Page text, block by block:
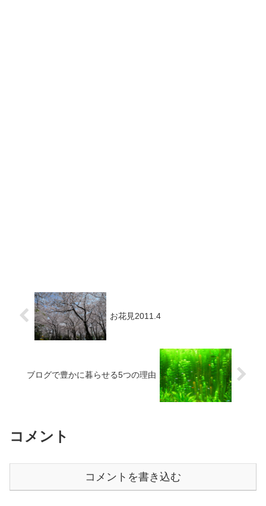
お花見2011.4
ブログで豊かに暮らせる5つの理由
コメント
コメントを書き込む